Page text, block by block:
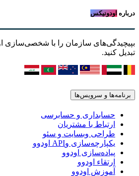
درباره اودونیکس
بپیچیدگی‌های سازمان را با شخصی‌سازی
تبدیل کنید.
برنامه‌ها و سرویس‌ها
حسابداری و حسابرسی
ارتباط با مشتریان
طراحی وبسایت و سئو
یکپارچه‌سازی وAPI اودوو
پیاده‌سازی اودوو
ارتقاء اودوو
آموزش اودوو